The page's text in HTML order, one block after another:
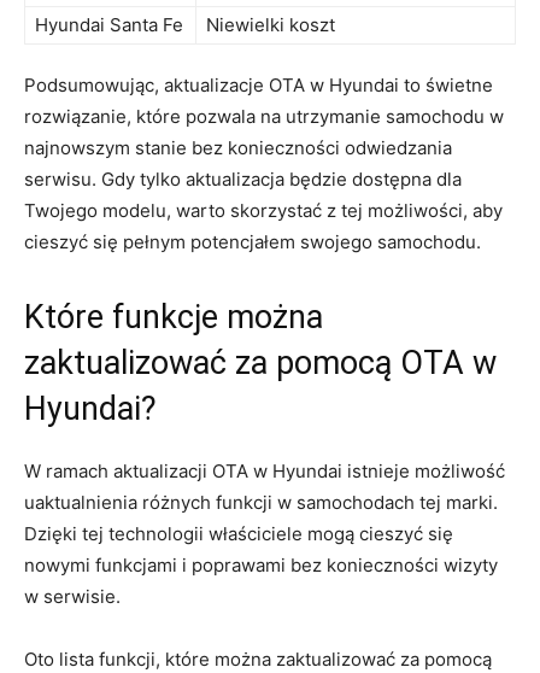
Hyundai Santa Fe
Niewielki koszt
Podsumowując, aktualizacje OTA w Hyundai to świetne
rozwiązanie, które ⁣pozwala na‍ utrzymanie samochodu w
najnowszym stanie bez konieczności odwiedzania
serwisu. ⁣Gdy tylko aktualizacja będzie dostępna dla
⁤Twojego ‍modelu, warto skorzystać z tej⁤ możliwości, ⁣aby
cieszyć się pełnym potencjałem swojego samochodu.
Które ⁢funkcje można
zaktualizować za pomocą OTA w‌
Hyundai?
W ramach‌ aktualizacji OTA w Hyundai istnieje możliwość
uaktualnienia​ różnych funkcji w samochodach⁤ tej marki.
Dzięki ⁤tej technologii właściciele mogą cieszyć się
nowymi funkcjami i poprawami bez konieczności wizyty
w serwisie.
Oto lista funkcji,⁣ które można zaktualizować za pomocą